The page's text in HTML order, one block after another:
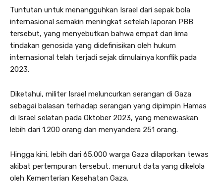
Tuntutan untuk menangguhkan Israel dari sepak bola
internasional semakin meningkat setelah laporan PBB
tersebut, yang menyebutkan bahwa empat dari lima
tindakan genosida yang didefinisikan oleh hukum
internasional telah terjadi sejak dimulainya konflik pada
2023.
Diketahui, militer Israel meluncurkan serangan di Gaza
sebagai balasan terhadap serangan yang dipimpin Hamas
di Israel selatan pada Oktober 2023, yang menewaskan
lebih dari 1.200 orang dan menyandera 251 orang.
Hingga kini, lebih dari 65.000 warga Gaza dilaporkan tewas
akibat pertempuran tersebut, menurut data yang dikelola
oleh Kementerian Kesehatan Gaza.